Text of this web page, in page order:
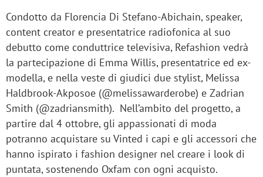
Condotto da Florencia Di Stefano-Abichain, speaker,
content creator e presentatrice radiofonica al suo
debutto come conduttrice televisiva, Refashion vedrà
la partecipazione di Emma Willis, presentatrice ed ex-
modella, e nella veste di giudici due stylist, Melissa
Haldbrook-Akposoe (@melissawarderobe) e Zadrian
Smith (@zadriansmith). Nell’ambito del progetto, a
partire dal 4 ottobre, gli appassionati di moda
potranno acquistare su Vinted i capi e gli accessori che
hanno ispirato i fashion designer nel creare i look di
puntata, sostenendo Oxfam con ogni acquisto.